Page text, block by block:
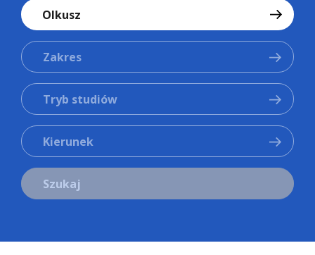
Olkusz
Zakres
Tryb studiów
Kierunek
Szukaj